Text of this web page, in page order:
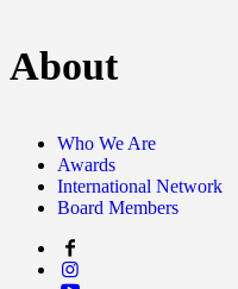
About
Who We Are
Awards
International Network
Board Members